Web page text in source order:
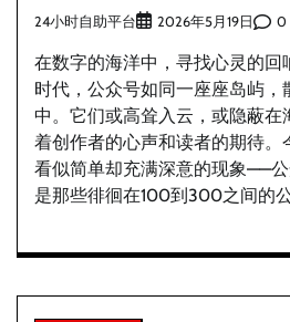
24小时自助平台 2026年5月19日 0
在数字的海洋中，寻找心灵的回
时代，公众号如同一座座岛屿，
中。它们或高耸入云，或隐蔽在
着创作者的心声和读者的期待。
看似简单却充满深意的现象——
是那些徘徊在100到300之间的